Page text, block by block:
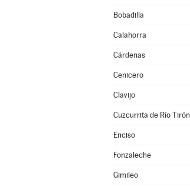
Bobadilla
Calahorra
Cárdenas
Cenicero
Clavijo
Cuzcurrita de Río Tirón
Enciso
Fonzaleche
Gimileo